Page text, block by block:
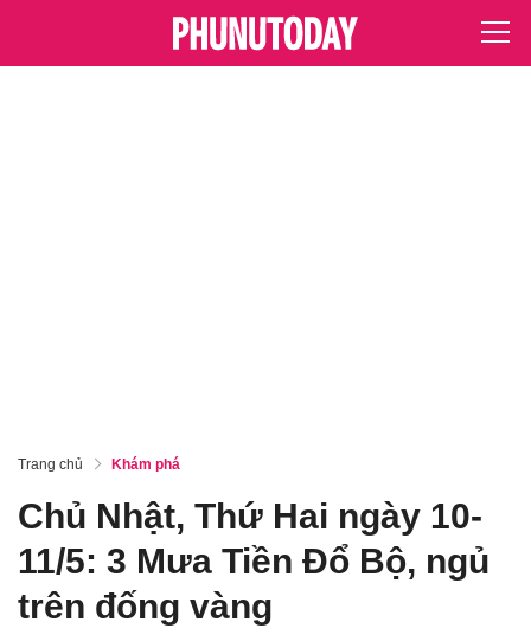
Trang chủ Khám phá
Chủ Nhật, Thứ Hai ngày 10-
11/5: 3 Mưa Tiền Đổ Bộ, ngủ
trên đống vàng